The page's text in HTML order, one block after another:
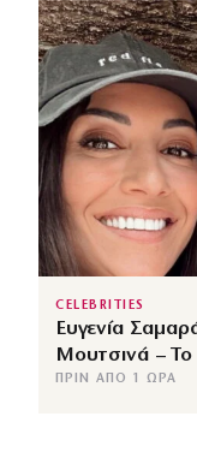
CELEBRITIES
Ευγενία
Μουτσινά – Το
ΠΡΙΝ ΑΠΌ 1 ΏΡΑ